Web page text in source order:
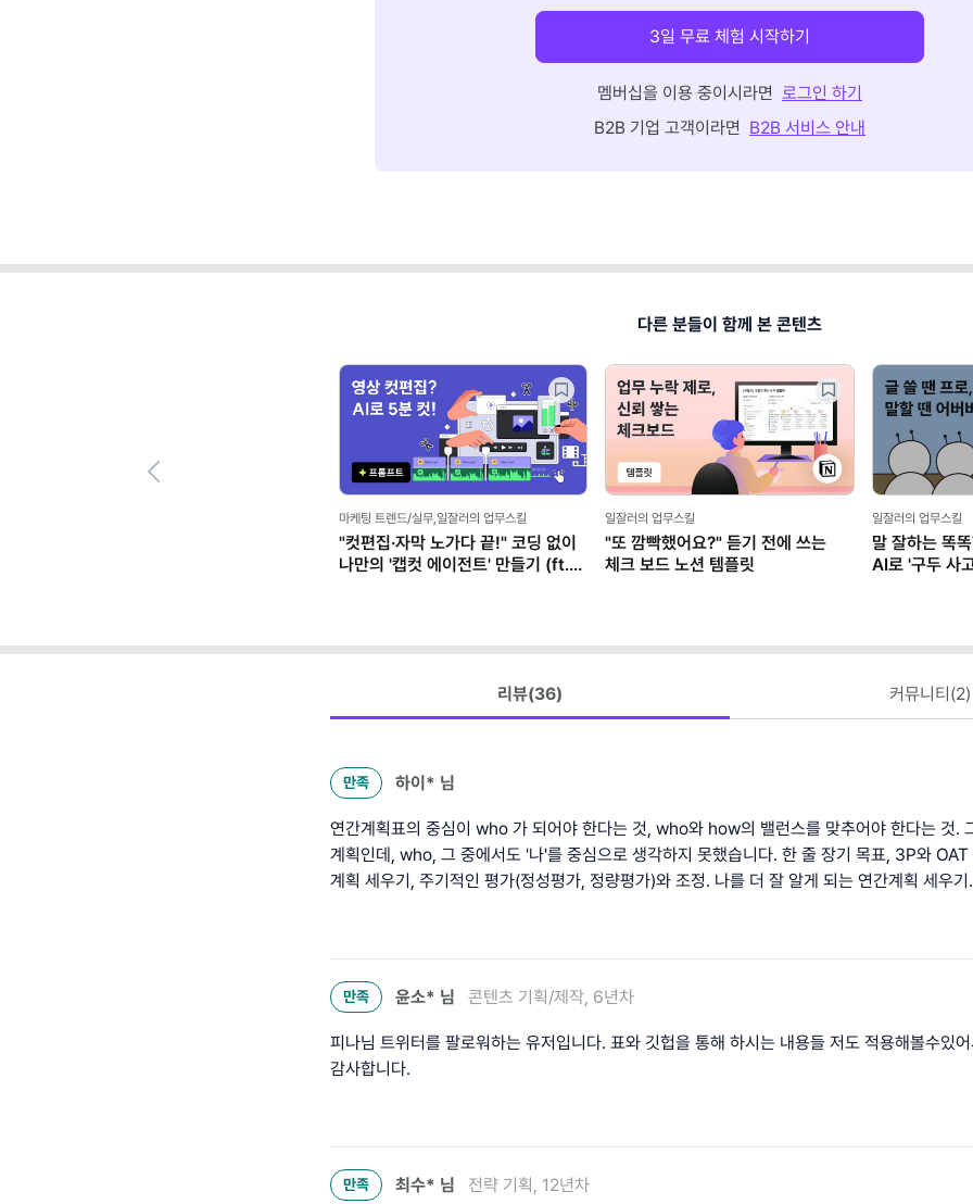
3일 무료 체험 시작하기
멤버십을 이용 중이시라면 로그인 하기
B2B 기업 고객이라면 B2B 서비스 안내
다른 분들이 함께 본 콘텐츠
마케팅 트렌드/실무,일잘러의 업무스킬
"컷편집·자막 노가다 끝!" 코딩 없이
나만의 '캡컷 에이전트' 만들기 (ft.
일잘러의 업무스킬
"또 깜빡했어요?" 듣기 전에 쓰는
체크 보드 노션 템플릿
일잘러의 업무스킬
말 잘하는 똑
AI로 '구두 사
리뷰(36) 커뮤니티(2)
만족 하이* 님
연간계획표의 중심이 who 가 되어야 한다는 것, who와 how의 밸런스를 맞추어야 한다는 것.
계획인데, who, 그 중에서도 '나'를 중심으로 생각하지 못했습니다. 한 줄 장기 목표, 3P와
계획 세우기, 주기적인 평가(정성평가, 정량평가)와 조정. 나를 더 잘 알게 되는 연간계획 세우
만족 윤소* 님 콘텐츠 기획/제작, 6년차
피나님 트위터를 팔로워하는 유저입니다. 표와 깃헙을 통해 하시는 내용들 저도 적용해볼수있
감사합니다.
만족 최수* 님 전략 기획, 12년차